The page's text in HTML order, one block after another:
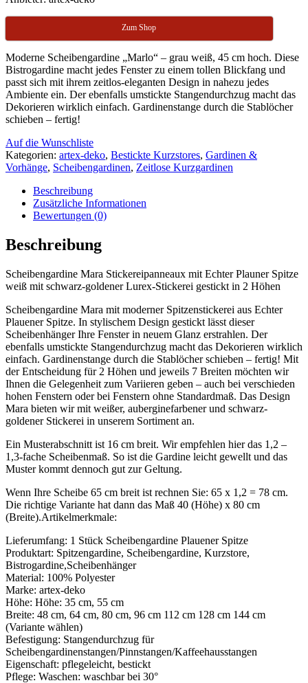
Zum Shop
Moderne Scheibengardine „Marlo“ – grau weiß, 45 cm hoch. Diese
Bistrogardine macht jedes Fenster zu einem tollen Blickfang und
passt sich mit ihrem zeitlos-eleganten Design in nahezu jedes
Ambiente ein. Der ebenfalls umstickte Stangendurchzug macht das
Dekorieren wirklich einfach. Gardinenstange durch die Stablöcher
schieben – fertig!
Auf die Wunschliste
Kategorien: artex-deko, Bestickte Kurzstores, Gardinen &
Vorhänge, Scheibengardinen, Zeitlose Kurzgardinen
Beschreibung
Zusätzliche Informationen
Bewertungen (0)
Beschreibung
Scheibengardine Mara Stickereipanneaux mit Echter Plauner Spitze
weiß mit schwarz-goldener Lurex-Stickerei gestickt in 2 Höhen
Scheibengardine Mara mit moderner Spitzenstickerei aus Echter
Plauener Spitze. In stylischem Design gestickt lässt dieser
Scheibenhänger Ihre Fenster in neuem Glanz erstrahlen. Der
ebenfalls umstickte Stangendurchzug macht das Dekorieren wirklich
einfach. Gardinenstange durch die Stablöcher schieben – fertig! Mit
der Entscheidung für 2 Höhen und jeweils 7 Breiten möchten wir
Ihnen die Gelegenheit zum Variieren geben – auch bei verschieden
hohen Fenstern oder bei Fenstern ohne Standardmaß. Das Design
Mara bieten wir mit weißer, auberginefarbener und schwarz-
goldener Stickerei in unserem Sortiment an.
Ein Musterabschnitt ist 16 cm breit. Wir empfehlen hier das 1,2 –
1,3-fache Scheibenmaß. So ist die Gardine leicht gewellt und das
Muster kommt dennoch gut zur Geltung.
Wenn Ihre Scheibe 65 cm breit ist rechnen Sie: 65 x 1,2 = 78 cm.
Die richtige Variante hat dann das Maß 40 (Höhe) x 80 cm
(Breite).Artikelmerkmale:
Lieferumfang: 1 Stück Scheibengardine Plauener Spitze
Produktart: Spitzengardine, Scheibengardine, Kurzstore,
Bistrogardine,Scheibenhänger
Material: 100% Polyester
Marke: artex-deko
Höhe: Höhe: 35 cm, 55 cm
Breite: 48 cm, 64 cm, 80 cm, 96 cm 112 cm 128 cm 144 cm
(Variante wählen)
Befestigung: Stangendurchzug für
Scheibengardinenstangen/Pinnstangen/Kaffeehausstangen
Eigenschaft: pflegeleicht, bestickt
Pflege: Waschen: waschbar bei 30°